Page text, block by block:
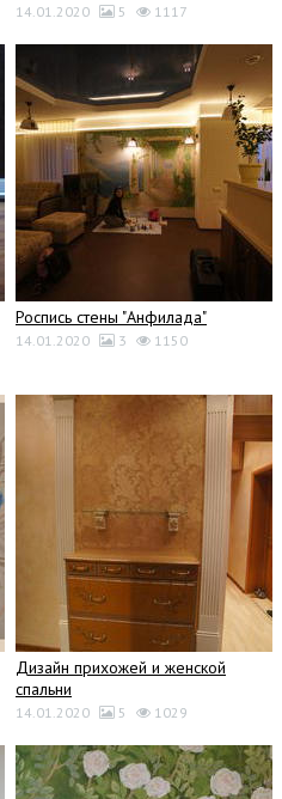
14.01.2020 5 1117
Роспись стены "Анфилада"
14.01.2020 3 1150
Дизайн прихожей и женской
спальни
14.01.2020 5 1029